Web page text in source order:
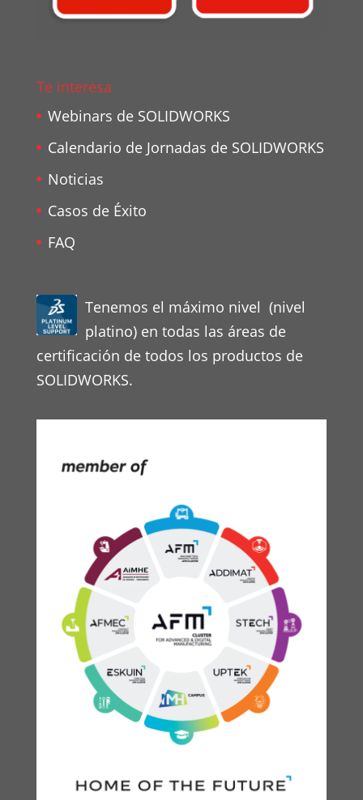
Te interesa
Webinars de SOLIDWORKS
Calendario de Jornadas de SOLIDWORKS
Noticias
Casos de Éxito
FAQ
Tenemos el máximo nivel (nivel
platino) en todas las áreas de
certificación de todos los productos de
SOLIDWORKS.